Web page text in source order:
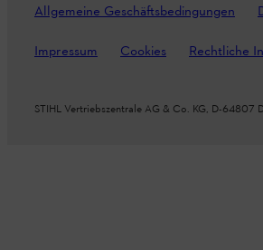
Allgemeine Geschäftsbedingungen
Impressum Cookies Rechtliche
STIHL Vertriebszentrale AG & Co. KG, D-64807